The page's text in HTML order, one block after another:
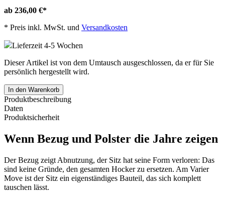
ab 236,00 €*
* Preis inkl. MwSt. und Versandkosten
Lieferzeit 4-5 Wochen
Dieser Artikel ist von dem Umtausch ausgeschlossen, da er für Sie
persönlich hergestellt wird.
In den Warenkorb
Produktbeschreibung
Daten
Produktsicherheit
Wenn Bezug und Polster die Jahre zeigen
Der Bezug zeigt Abnutzung, der Sitz hat seine Form verloren: Das
sind keine Gründe, den gesamten Hocker zu ersetzen. Am Varier
Move ist der Sitz ein eigenständiges Bauteil, das sich komplett
tauschen lässt.